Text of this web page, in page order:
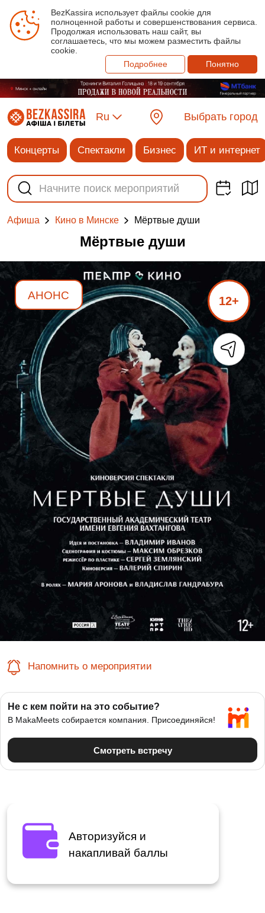
BezKassira использует файлы cookie для
полноценной работы и совершенствования сервиса.
Продолжая использовать наш сайт, вы
соглашаетесь, что мы можем разместить файлы
cookie.
Подробнее
Понятно
Ru Выбрать город
Концерты Спектакли Бизнес ИТ и интернет
Афиша Кино в Минске Мёртвые души
Мёртвые души
АНОНС 12+
Напомнить о мероприятии
Авторизуйся и
накапливай баллы